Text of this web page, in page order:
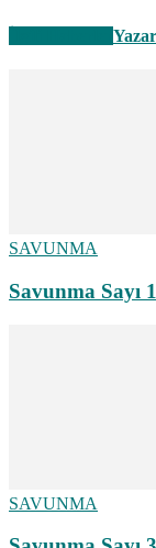
SAVUNMA
Savunma Sayı 1
SAVUNMA